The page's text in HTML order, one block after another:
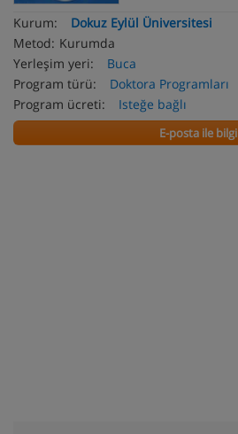
Kurum:
Dokuz Eylül Üniversitesi
Metod: Kurumda
Yerleşim yeri:
Buca
Program türü:
Doktora Programları
Program ücreti:
Isteğe bağlı
E-posta ile bilgi